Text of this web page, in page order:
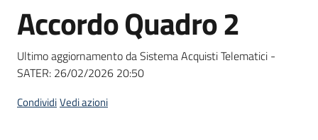
Bandi
strumenti
di
acquisto
Salta al contenuto
Accordo Quadro 2
Ultimo aggiornamento da Sistema Acquisti Telematici -
SATER: 26/02/2026 20:50
CondividiVedi azioni